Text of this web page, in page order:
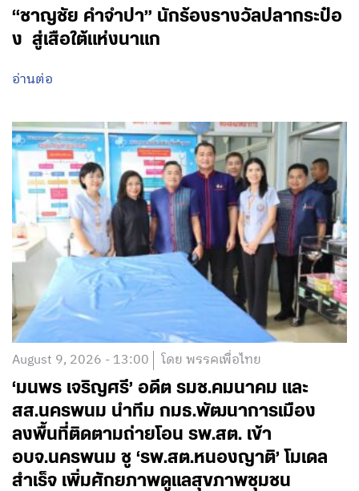
“ชาญชัย คำจำปา” นักร้องรางวัลปลากระป๋อ
ง สู่เสือใต้แห่งนาแก
อ่านต่อ
August 9, 2026 - 13:00 โดย พรรคเพื่อไทย
‘มนพร เจริญศรี’ อดีต รมช.คมนาคม และ
สส.นครพนม นำทีม กมธ.พัฒนาการเมือง
ลงพื้นที่ติดตามถ่ายโอน รพ.สต. เข้า
อบจ.นครพนม ชู ‘รพ.สต.หนองญาติ’ โมเดล
สำเร็จ เพิ่มศักยภาพดูแลสุขภาพชุมชน